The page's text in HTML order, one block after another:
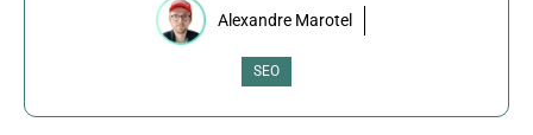
Alexandre Marotel
SEO